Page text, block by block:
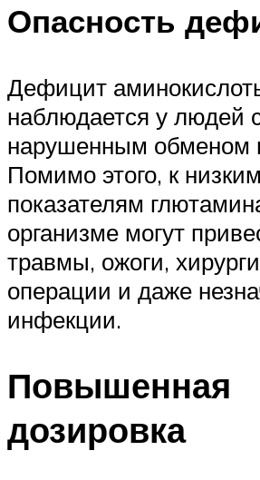
Опасность
Дефицит
наблюдается у людей
нарушенным обменом
Помимо этого, к низким
показателям
организме могут
травмы, ожоги,
операции и даже
инфекции.
Повышенная
дозировка